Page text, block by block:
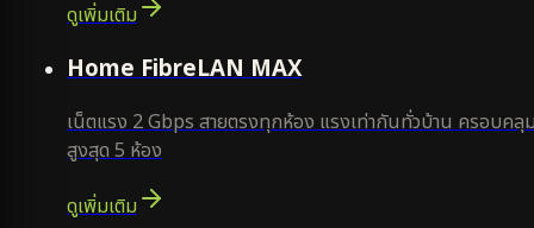
ดูเพิ่มเติม
Home FibreLAN MAX
เน็ตแรง 2 Gbps สายตรงทุกห้อง แรงเท่ากันทั่วบ้าน ครอบคลุ
สูงสุด 5 ห้อง
ดูเพิ่มเติม